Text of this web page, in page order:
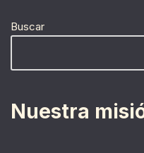
Buscar
Nuestra